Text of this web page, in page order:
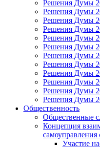
Решения Думы
Решения Думы
Решения Думы
Решения Думы
Решения Думы
Решения Думы
Решения Думы
Решения Думы
Решения Думы
Решения Думы
Решения Думы
Решения Думы
Общественность
Общественные
Концепция
Участие